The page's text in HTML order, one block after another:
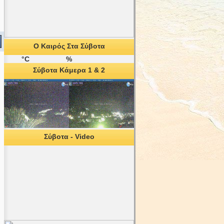
Ο Καιρός Στα Σύβοτα
°C
%
Σύβοτα Κάμερα 1 & 2
Σύβοτα - Video